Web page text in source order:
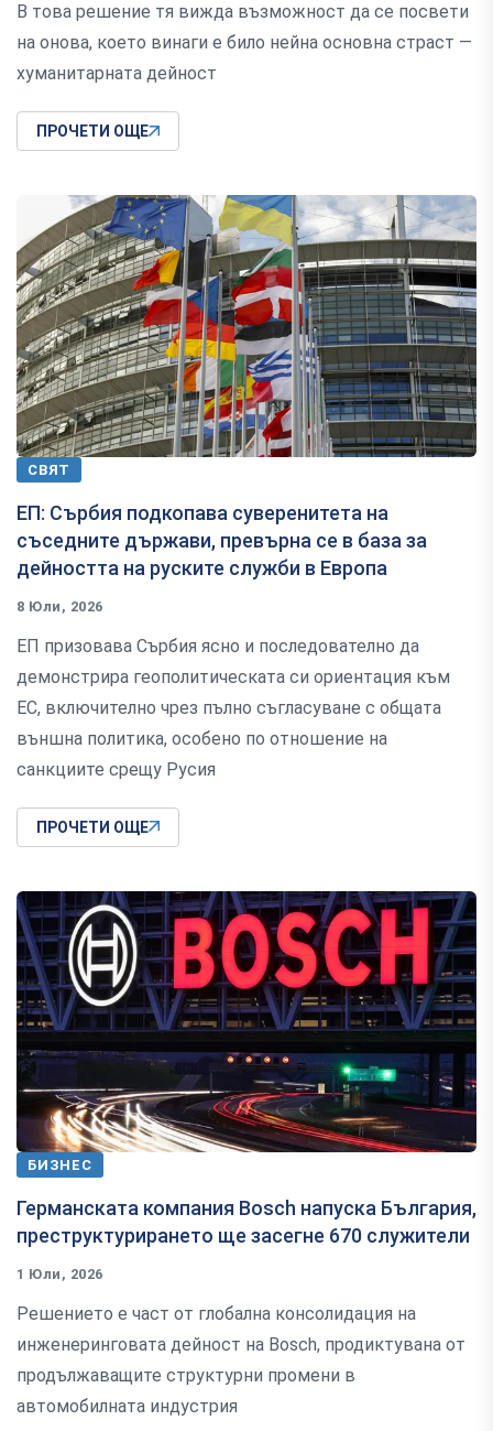
В това решение тя вижда възможност да се посвети
на онова, което винаги е било нейна основна страст —
хуманитарната дейност
ПРОЧЕТИ ОЩЕ
СВЯТ
ЕП: Сърбия подкопава суверенитета на
съседните държави, превърна се в база за
дейността на руските служби в Европа
8 Юли, 2026
ЕП призовава Сърбия ясно и последователно да
демонстрира геополитическата си ориентация към
ЕС, включително чрез пълно съгласуване с общата
външна политика, особено по отношение на
санкциите срещу Русия
ПРОЧЕТИ ОЩЕ
БИЗНЕС
Германската компания Bosch напуска България,
преструктурирането ще засегне 670 служители
1 Юли, 2026
Решението е част от глобална консолидация на
инженеринговата дейност на Bosch, продиктувана от
продължаващите структурни промени в
автомобилната индустрия